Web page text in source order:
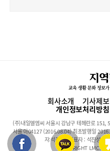
회사소개 기사제보
개인정보처리방침
(주)내일엘엠씨 서울시 강남구 테헤란로 151,
서울 아04127 (2016.08.04) 최초발행일
자:석진성 · 대표자 : 석진성 ·
COPYRIGHT LMC.